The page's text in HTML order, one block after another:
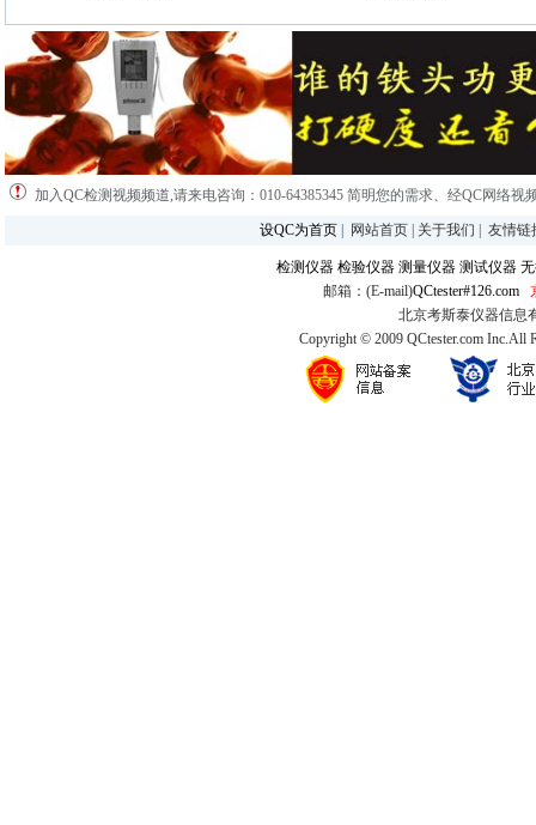
加入QC检测视频频道,请来电咨询：010-64385345 简明您的需求、经QC网络
设QC为首页 网站首页 关于我们 友情链
检测仪器 检验仪器 测量仪器 测试仪器
邮箱：(E-mail)QCtester#126.com
北京考斯泰仪器信息
Copyright © 2009 QCtester.com Inc.All